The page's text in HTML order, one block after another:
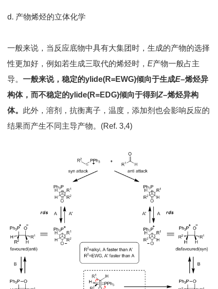
d. 产物烯烃的立体化学
一般来说，当反应底物中具有大集团时，生成的产物的选择
性更加好，例如若生成三取代的烯烃时， E产物一般占主
导。 一般来说，稳定的ylide(R=EWG)倾向于生成E–烯烃异
构体，而不稳定的ylide(R=EDG)倾向于得到Z–烯烃异构
体。 此外，溶剂，抗衡离子，温度，添加剂也会影响反应的
结果而产生不同主导产物。(Ref. 3,4)